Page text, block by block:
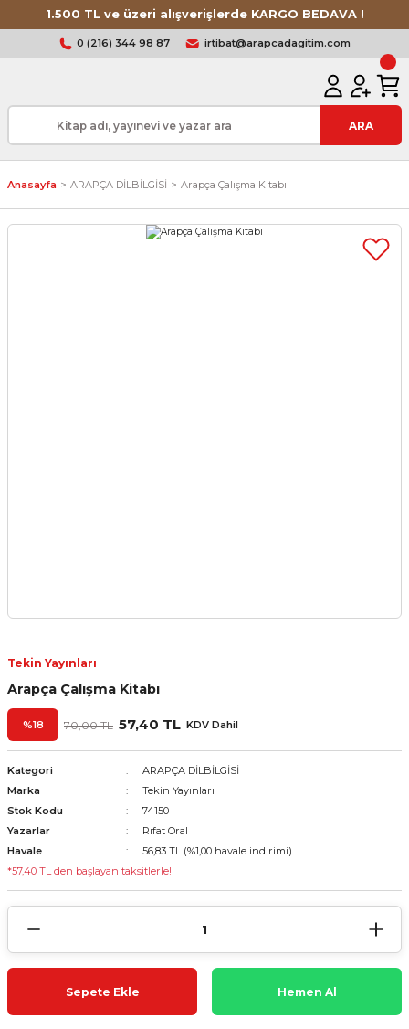
1.500 TL ve üzeri alışverişlerde KARGO BEDAVA !
0 (216) 344 98 87 irtibat@arapcadagitim.com
ARA
Anasayfa ARAPÇA DİLBİLGİSİ Arapça Çalışma Kitabı
Tekin Yayınları
Arapça Çalışma Kitabı
%18 70,00 TL 57,40 TL KDV Dahil
Kategori
ARAPÇA DİLBİLGİSİ
Marka
Tekin Yayınları
Stok Kodu
74150
Yazarlar
Rıfat Oral
Havale
56,83 TL (%1,00 havale indirimi)
*57,40 TL den başlayan taksitlerle!
Sepete Ekle Hemen Al